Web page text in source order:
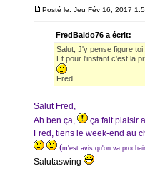
Posté le: Jeu Fév 16, 2017
FredBaldo76 a écrit:
Salut, J'y pense figure toi.
Et pour l'instant c'est la
Fred
Salut Fred,
Ah ben ça,
ça fait plaisir
Fred, tiens le week-end au
(m'est avis qu'on va
Salutaswing